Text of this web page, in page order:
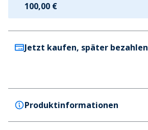
100,00 €
Jetzt kaufen, später bezahlen
Produktinformationen